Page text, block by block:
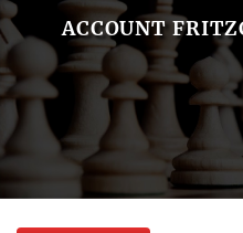
ACCOUNT